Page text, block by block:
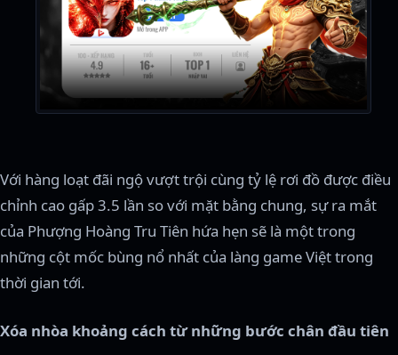
Với hàng loạt đãi ngộ vượt trội cùng tỷ lệ rơi đồ được điều
chỉnh cao gấp 3.5 lần so với mặt bằng chung, sự ra mắt
của Phượng Hoàng Tru Tiên hứa hẹn sẽ là một trong
những cột mốc bùng nổ nhất của làng game Việt trong
thời gian tới.
Xóa nhòa khoảng cách từ những bước chân đầu tiên